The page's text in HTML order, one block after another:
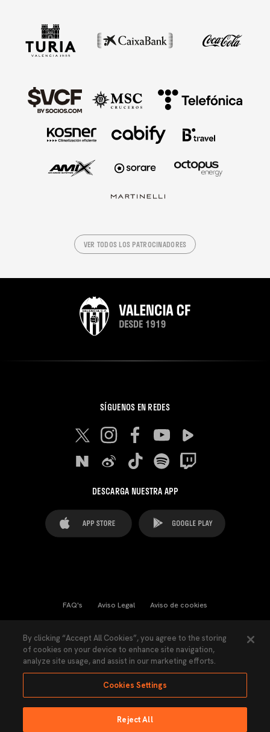
VER TODOS LOS PATROCINADORES
SÍGUENOS EN REDES
DESCARGA NUESTRA APP
FAQ's Aviso Legal Aviso de cookies
Ley Transparencia Política de Privacidad
Accesibilidad
By clicking “Accept All Cookies”, you agree to the storing
of cookies on your device to enhance site navigation,
analyze site usage, and assist in our marketing efforts.
Cookies Settings
Reject All